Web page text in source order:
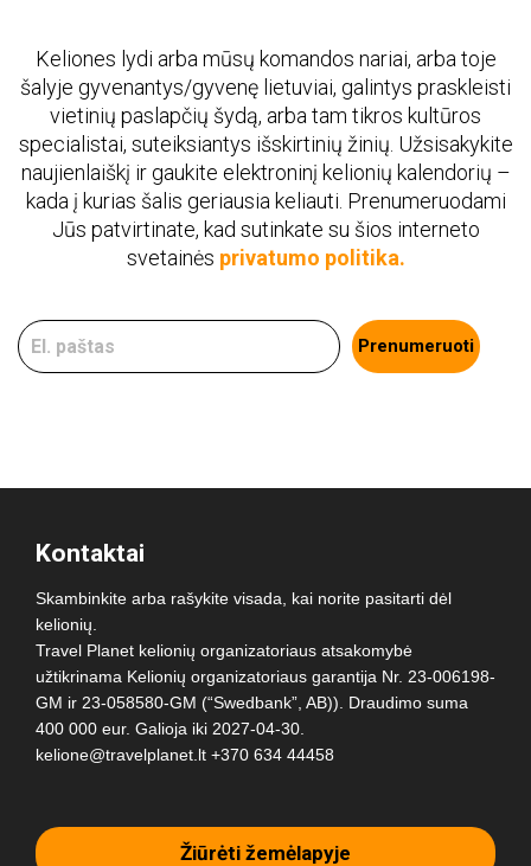
Keliones lydi arba mūsų komandos nariai, arba toje
šalyje gyvenantys/gyvenę lietuviai, galintys praskleisti
vietinių paslapčių šydą, arba tam tikros kultūros
specialistai, suteiksiantys išskirtinių žinių. Užsisakykite
naujienlaiškį ir gaukite elektroninį kelionių kalendorių –
kada į kurias šalis geriausia keliauti. Prenumeruodami
Jūs patvirtinate, kad sutinkate su šios interneto
svetainės privatumo politika.
Prenumeruoti
Kontaktai
Skambinkite arba rašykite visada, kai norite pasitarti dėl
kelionių.
Travel Planet kelionių organizatoriaus atsakomybė
užtikrinama Kelionių organizatoriaus garantija Nr. 23-006198-
GM ir 23-058580-GM (“Swedbank”, AB)). Draudimo suma
400 000 eur. Galioja iki 2027-04-30.
kelione@travelplanet.lt +370 634 44458
Žiūrėti žemėlapyje